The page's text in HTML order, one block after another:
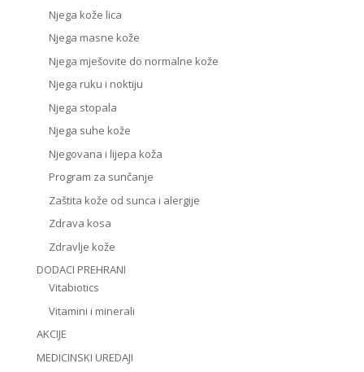
Njega kože lica
Njega masne kože
Njega mješovite do normalne kože
Njega ruku i noktiju
Njega stopala
Njega suhe kože
Njegovana i lijepa koža
Program za sunčanje
Zaštita kože od sunca i alergije
Zdrava kosa
Zdravlje kože
DODACI PREHRANI
Vitabiotics
Vitamini i minerali
AKCIJE
MEDICINSKI UREDAJI